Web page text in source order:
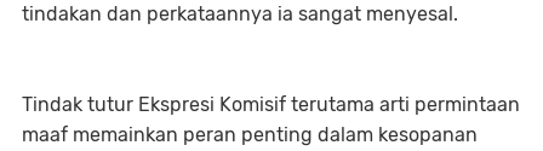
tindakan dan perkataannya ia sangat menyesal.
Tindak tutur Ekspresi Komisif terutama arti permintaan
maaf memainkan peran penting dalam kesopanan